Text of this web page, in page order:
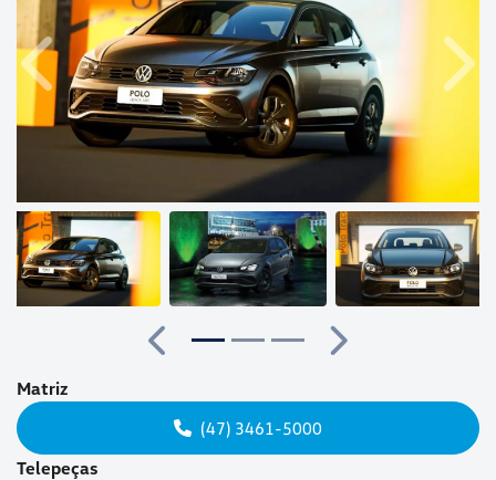
Anterior
Anterior
Próximo
Matriz
(47) 3461-5000
Telepeças